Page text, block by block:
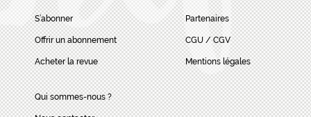
S’abonner
Offrir un abonnement
Acheter la revue
Partenaires
CGU / CGV
Mentions légales
Qui sommes-nous ?